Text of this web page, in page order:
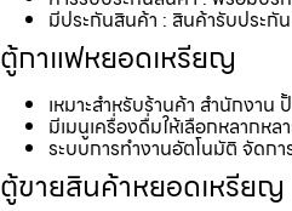
มีประกันสินค้า : สินค้ารับประกั
ตู้กาแฟหยอดเหรียญ
เหมาะสำหรับร้านค้า สำนักงา
มีเมนูเครื่องดื่มให้เลือกหลากหล
ระบบการทำงานอัตโนมัติ จัดกา
ตู้ขายสินค้าหยอดเหรียญ